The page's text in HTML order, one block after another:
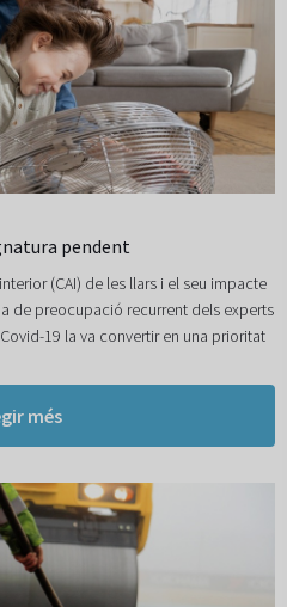
pendent
(CAI) de les llars i el seu impacte
de preocupació recurrent dels experts
19 la va convertir en una prioritat
més